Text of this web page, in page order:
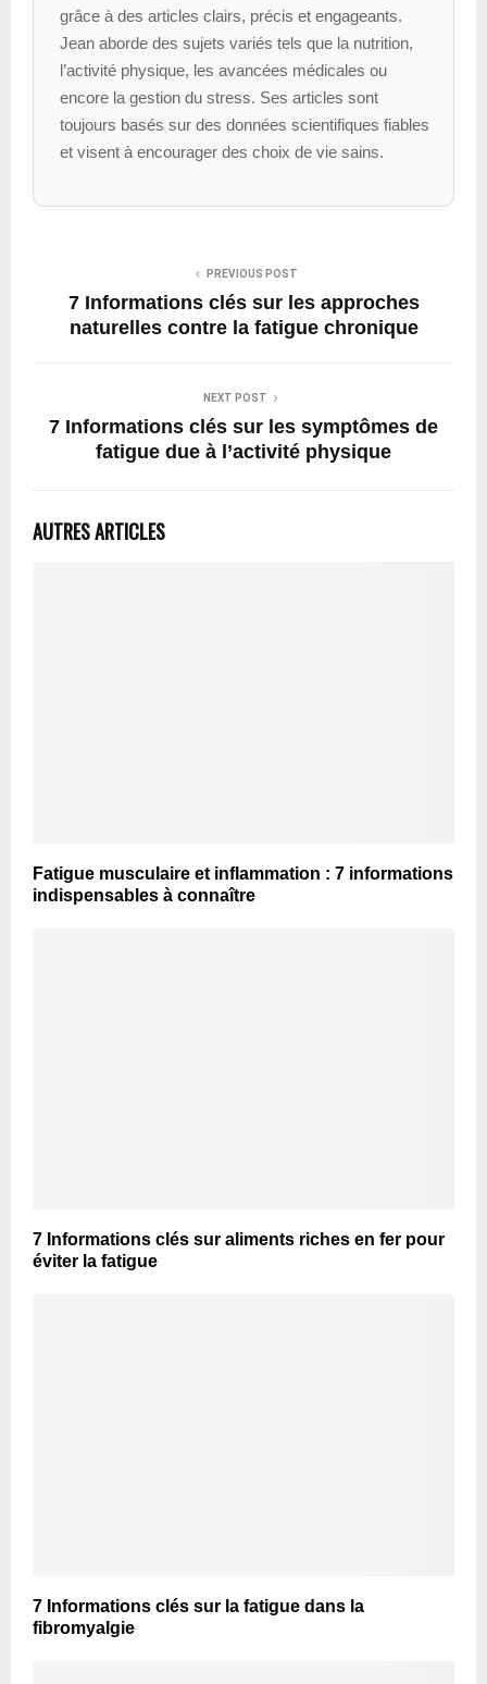
grâce à des articles clairs, précis et engageants.
Jean aborde des sujets variés tels que la nutrition,
l’activité physique, les avancées médicales ou
encore la gestion du stress. Ses articles sont
toujours basés sur des données scientifiques fiables
et visent à encourager des choix de vie sains.
PREVIOUS POST
7 Informations clés sur les approches
naturelles contre la fatigue chronique
NEXT POST
7 Informations clés sur les symptômes de
fatigue due à l’activité physique
AUTRES ARTICLES
Fatigue musculaire et inflammation : 7 informations
indispensables à connaître
7 Informations clés sur aliments riches en fer pour
éviter la fatigue
7 Informations clés sur la fatigue dans la
fibromyalgie